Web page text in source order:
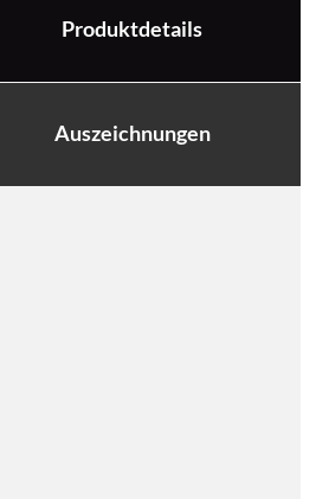
Produktdetails
Auszeichnungen